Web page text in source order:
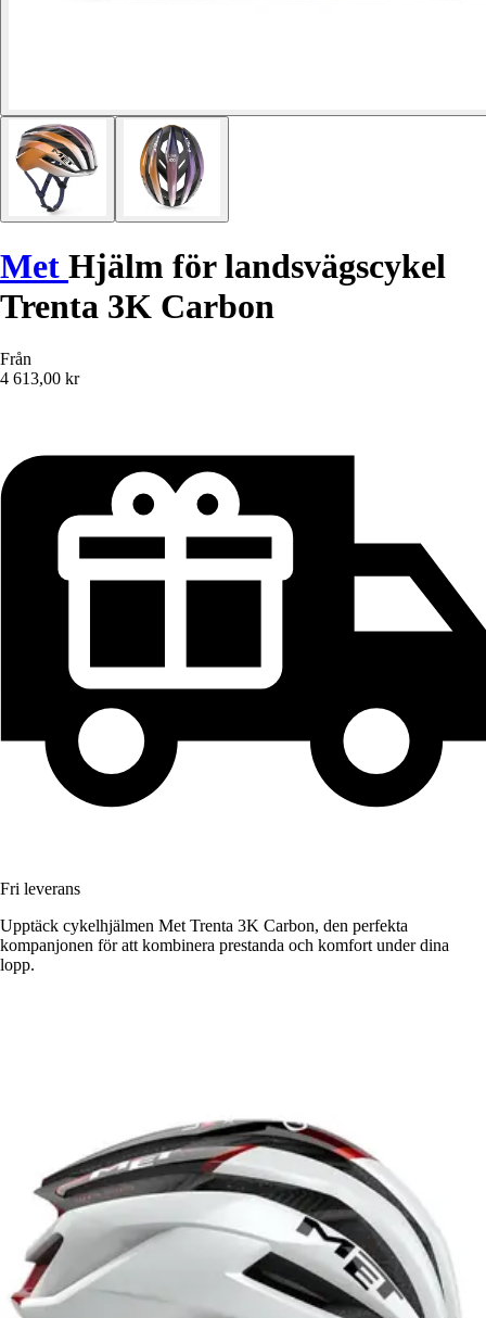
Met Hjälm för landsvägscykel
Trenta 3K Carbon
Från
4 613,00 kr
Fri leverans
Upptäck cykelhjälmen Met Trenta 3K Carbon, den perfekta
kompanjonen för att kombinera prestanda och komfort under dina
lopp.